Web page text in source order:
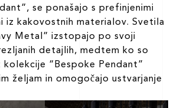
se ponašajo s prefinjenimi
iz kakovostnih materialov. Svetila
Metal” izstopajo po svoji
detajlih, medtem ko so
“Bespoke Pendant”
željam in omogočajo ustvarjanje